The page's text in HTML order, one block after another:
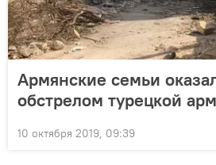
Армянские семьи
обстрелом турецкой
10 октября 2019, 09:39